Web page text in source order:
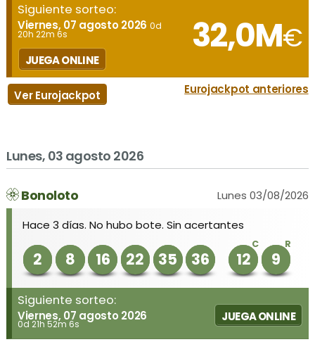
Siguiente sorteo:
Viernes, 07 agosto 2026 0d
20h 22m 6s
JUEGA ONLINE
32,0M€
Ver Eurojackpot Eurojackpot anteriores
Lunes, 03 agosto 2026
Bonoloto
Lunes 03/08/2026
Hace 3 días. No hubo bote. Sin acertantes
2 8 16 22 35 36
C
12
R
9
Siguiente sorteo:
Viernes, 07 agosto 2026
0d 21h 52m 6s
JUEGA ONLINE